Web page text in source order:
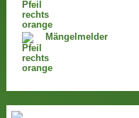
Mängelmelder